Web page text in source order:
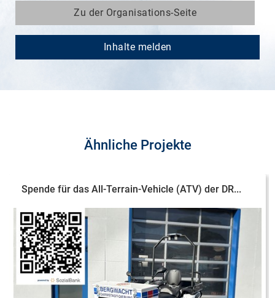
Zu der Organisations-Seite
Inhalte melden
Ähnliche Projekte
Spende für das All-Terrain-Vehicle (ATV) der DR...